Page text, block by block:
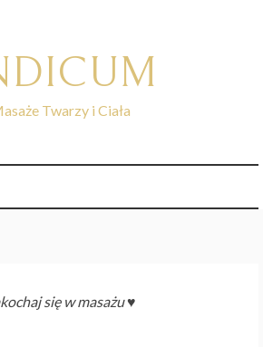
Twarzy i Ciała
się w masażu ♥️